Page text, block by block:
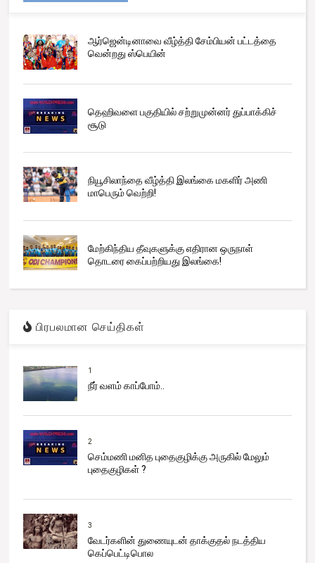
ஆர்ஜென்டினாவை வீழ்த்தி சேம்பியன் பட்டத்தை
வென்றது ஸ்பெயின்
தெஹிவளை பகுதியில் சற்றுமுன்னர் துப்பாக்கிச்
சூடு
நியூசிலாந்தை வீழ்த்தி இலங்கை மகளிர் அணி
மாபெரும் வெற்றி!
மேற்கிந்திய தீவுகளுக்கு எதிரான ஒருநாள்
தொடரை கைப்பற்றியது இலங்கை!
பிரபலமான செய்திகள்
1
நீர் வளம் காப்போம்..
2
செம்மணி மனித புதைகுழிக்கு அருகில் மேலும்
புதைகுழிகள் ?
3
வேடர்களின் துணையுடன் தாக்குதல் நடத்திய
கெப்பெட்டிபொல